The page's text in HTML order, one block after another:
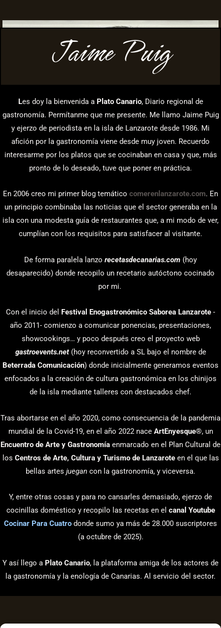
Jaime Puig
Les doy la bienvenida a Plato Canario, Diario regional de
gastronomía. Permítanme que me presente. Me llamo Jaime Puig
y ejerzo de periodista en la isla de Lanzarote desde 1986. Mi
afición por la gastronomía viene desde muy joven. Recuerdo
interesarme por los platos que se cocinaban en casa y que, más
pronto de lo deseado, tuve que poner en práctica.
En 2006 creo mi primer blog temático comerenlanzarote.com. En
un principio combinaba las noticias que el sector generaba en la
isla con una modesta guía de restaurantes que, a mi modo de ver,
cumplían con los requisitos para satisfacer al visitante.
De forma paralela lanzo recetasdecanarias.com (hoy
desaparecido) donde recopilo un recetario autóctono cocinado
por mi.
Con el inicio del Festival Enogastronómico Saborea Lanzarote -
año 2011- comienzo a comunicar ponencias, presentaciones,
showcookings… y poco después creo el proyecto web
gastroevents.net(hoy reconvertido a SL bajo el nombre de
Beterrada Comunicación) donde inicialmente generamos eventos
enfocados a la creación de cultura gastronómica en los chinijos
de la isla mediante talleres con destacados chef.
Tras abortarse en el año 2020, como consecuencia de la pandemia
mundial de la Covid-19, en el año 2022 nace ArtEnyesque®, un
Encuentro de Arte y Gastronomía enmarcado en el Plan Cultural de
los Centros de Arte, Cultura y Turismo de Lanzaroteen el que las
bellas artes juegan con la gastronomía, y viceversa.
Y, entre otras cosas y para no cansarles demasiado, ejerzo de
cocinillas doméstico y recopilo las recetas en el canal Youtube
Cocinar Para Cuatro donde sumo ya más de 28.000 suscriptores
(a octubre de 2025).
Y así llego a Plato Canario, la plataforma amiga de los actores de
la gastronomía y la enología de Canarias. Al servicio del sector.